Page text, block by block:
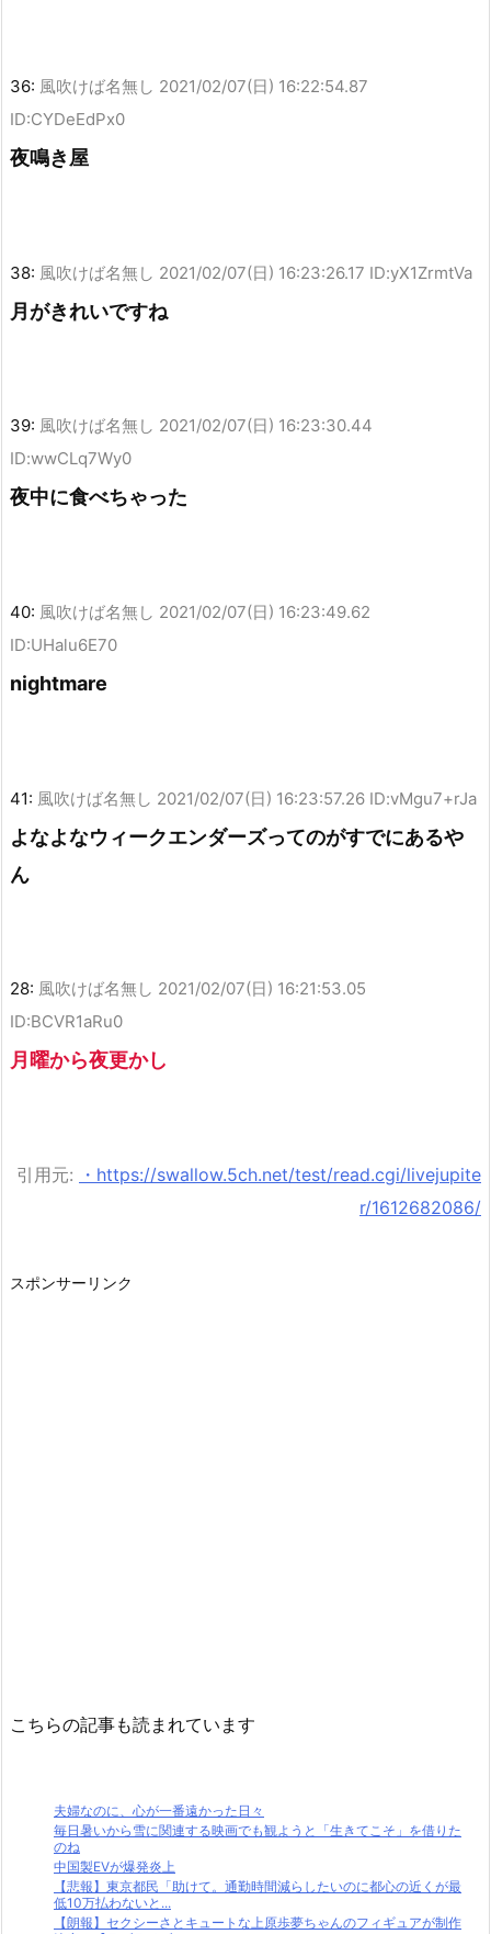
36: 風吹けば名無し 2021/02/07(日) 16:22:54.87
ID:CYDeEdPx0
夜鳴き屋
38: 風吹けば名無し 2021/02/07(日) 16:23:26.17 ID:yX1ZrmtVa
月がきれいですね
39: 風吹けば名無し 2021/02/07(日) 16:23:30.44
ID:wwCLq7Wy0
夜中に食べちゃった
40: 風吹けば名無し 2021/02/07(日) 16:23:49.62
ID:UHalu6E70
nightmare
41: 風吹けば名無し 2021/02/07(日) 16:23:57.26 ID:vMgu7+rJa
よなよなウィークエンダーズってのがすでにあるや
ん
28: 風吹けば名無し 2021/02/07(日) 16:21:53.05
ID:BCVR1aRu0
月曜から夜更かし
引用元:
・https://swallow.5ch.net/test/read.cgi/livejupite
r/1612682086/
スポンサーリンク
こちらの記事も読まれています
夫婦なのに、心が一番遠かった日々
毎日暑いから雪に関連する映画でも観ようと「生きてこそ」を借りた
のね
中国製EVが爆発炎上
【悲報】東京都民「助けて。通勤時間減らしたいのに都心の近くが最
低10万払わないと...
【朗報】セクシーさとキュートな上原歩夢ちゃんのフィギュアが制作